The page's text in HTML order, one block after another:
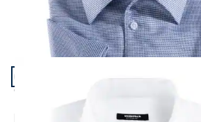
Artikel 7 von 23.
Passform Comfort Fit.
Comfort Fit
Extraglatt-Hemd Kent-Kragen